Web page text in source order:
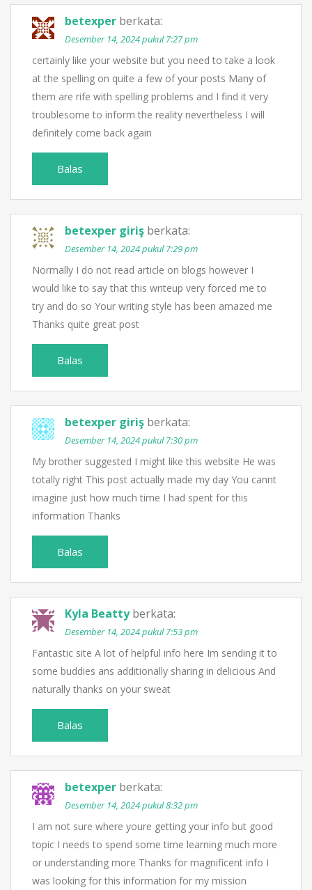
betexper berkata:
Desember 14, 2024 pukul 7:27 pm
certainly like your website but you need to take a look
at the spelling on quite a few of your posts Many of
them are rife with spelling problems and I find it very
troublesome to inform the reality nevertheless I will
definitely come back again
Balas
betexper giriş berkata:
Desember 14, 2024 pukul 7:29 pm
Normally I do not read article on blogs however I
would like to say that this writeup very forced me to
try and do so Your writing style has been amazed me
Thanks quite great post
Balas
betexper giriş berkata:
Desember 14, 2024 pukul 7:30 pm
My brother suggested I might like this website He was
totally right This post actually made my day You cannt
imagine just how much time I had spent for this
information Thanks
Balas
Kyla Beatty berkata:
Desember 14, 2024 pukul 7:53 pm
Fantastic site A lot of helpful info here Im sending it to
some buddies ans additionally sharing in delicious And
naturally thanks on your sweat
Balas
betexper berkata:
Desember 14, 2024 pukul 8:32 pm
I am not sure where youre getting your info but good
topic I needs to spend some time learning much more
or understanding more Thanks for magnificent info I
was looking for this information for my mission